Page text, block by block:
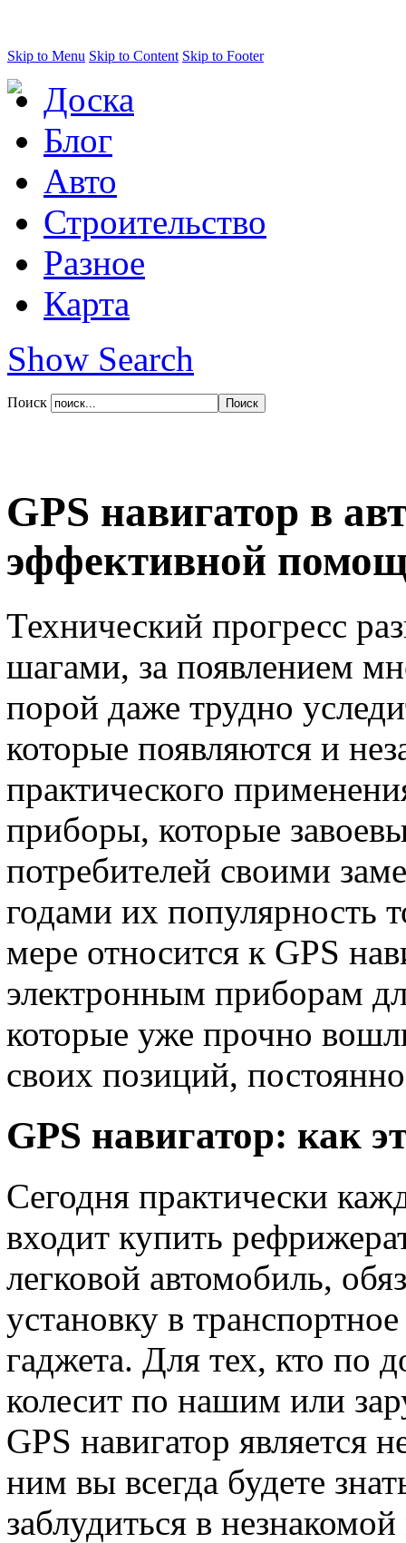
Skip to Menu Skip to Content Skip to Footer
Доска
Блог
Авто
Строительство
Разное
Карта
Show Search
Поиск
GPS навигатор в
эффективной
Технический прогресс
шагами, за появлением
порой даже трудно
которые появляются и
практического
приборы, которые
потребителей своими
годами их популярность
мере относится к GPS
электронным приборам
которые уже прочно
своих позиций,
GPS навигатор: как
Сегодня практически
входит купить
легковой автомобиль,
установку в
гаджета. Для тех, кто по
колесит по нашим или
GPS навигатор
ним вы всегда будете
заблудиться в